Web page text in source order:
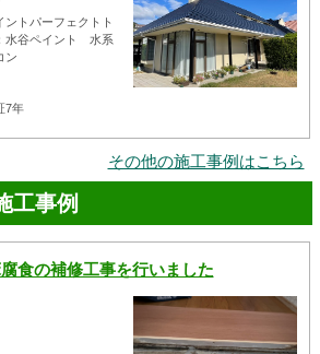
ントパーフェクトト
谷ペイント 水系
ン
7年
その他の施工事例はこちら
工事例
食の補修工事を行いました